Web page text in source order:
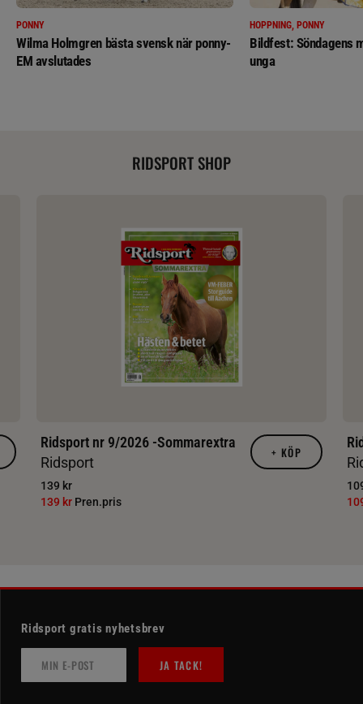
PONNY
Wilma Holmgren bästa svensk när ponny-
EM avslutades
HOPPNING, PONNY
Bildfest: Söndagens
unga
RIDSPORT SHOP
Ridsport nr 9/2026 -Sommarextra
Ridsport
139 kr
139 kr Pren.pris
+ KÖP
Ridsport gratis nyhetsbrev
JA TACK!